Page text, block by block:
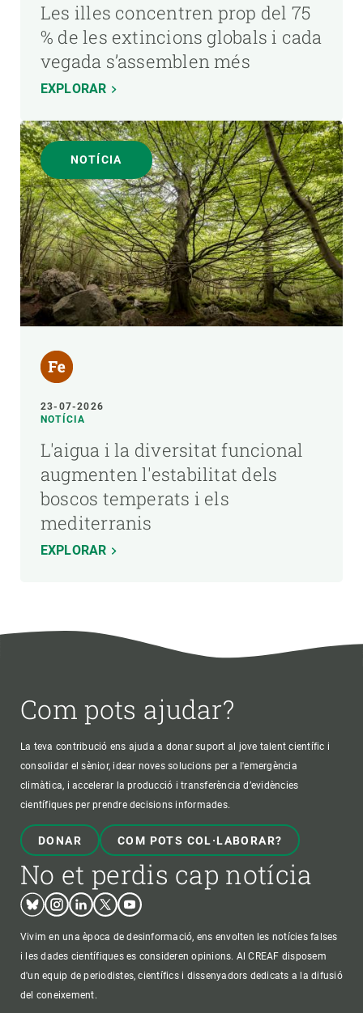
Les illes concentren prop del 75
% de les extincions globals i cada
vegada s’assemblen més
EXPLORAR
NOTÍCIA
23-07-2026
NOTÍCIA
L'aigua i la diversitat funcional
augmenten l'estabilitat dels
boscos temperats i els
mediterranis
EXPLORAR
Com pots ajudar?
La teva contribució ens ajuda a donar suport al jove talent científic i
consolidar el sènior, idear noves solucions per a l'emergència
climàtica, i accelerar la producció i transferència d’evidències
científiques per prendre decisions informades.
DONAR COM POTS COL·LABORAR?
No et perdis cap notícia
BlueskyInstagram
LinkedinTwitterYoutube
Vivim en una època de desinformació, ens envolten les notícies falses
i les dades científiques es consideren opinions. Al CREAF disposem
d'un equip de periodistes, científics i dissenyadors dedicats a la difusió
del coneixement.